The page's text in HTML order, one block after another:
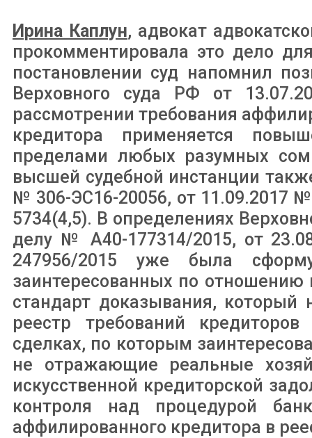
Ирина Каплун, адвокат
прокомментировала это дело
постановлении суд напомнил
Верховного суда РФ от
рассмотрении требования
кредитора применяется
пределами любых разумных
высшей судебной инстанции
№ 306-ЭС16-20056, от 11.09.2017
5734(4,5). В определениях
делу № А40-177314/2015, от
247956/2015 уже была
заинтересованных по
стандарт доказывания,
реестр требований
сделках, по которым
не отражающие реальные
искусственной кредиторской
контроля над процедурой
аффилированного кредитора в